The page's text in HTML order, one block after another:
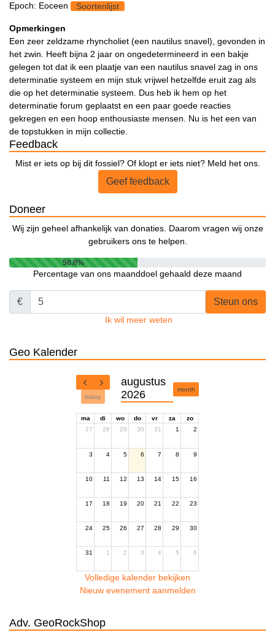
Epoch: Eoceen
Soortenlijst
Opmerkingen
Een zeer zeldzame rhyncholiet (een nautilus snavel), gevonden in
het zwin. Heeft bijna 2 jaar on ongedetermineerd in een bakje
gelegen tot dat ik een plaatje van een nautilus snavel zag in ons
determinatie systeem en mijn stuk vrijwel hetzelfde eruit zag als
die op het determinatie systeem. Dus heb ik hem op het
determinatie forum geplaatst en een paar goede reacties
gekregen en een hoop enthousiaste mensen. Nu is het een van
de topstukken in mijn collectie.
Feedback
Mist er iets op bij dit fossiel? Of klopt er iets niet? Meld het ons.
Geef feedback
Doneer
Wij zijn geheel afhankelijk van donaties. Daarom vragen wij onze
gebruikers ons te helpen.
50.0%
Percentage van ons maanddoel gehaald deze maand
€ Steun ons
Ik wil meer weten
Geo Kalender
today
augustus
2026
month
ma di wo do vr za
zo
27
28 29 30 31 1 2
3 4 5 6 7 8 9
10 11 12 13 14 15 16
17 18 19 20 21 22 23
24 25 26 27 28 29 30
31 1 2 3 4 5 6
Volledige kalender bekijken
Nieuw evenement aanmelden
Adv. GeoRockShop